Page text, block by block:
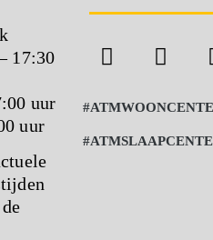
17:30
uur
uur